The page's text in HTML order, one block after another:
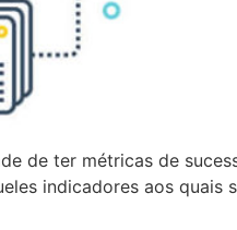
de ter métricas de
indicadores aos quais